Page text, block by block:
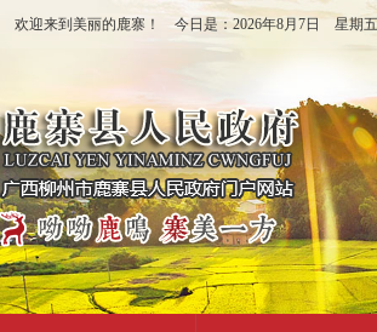
欢迎来到美丽的鹿寨！ 今日是： 2026年8月7日 星